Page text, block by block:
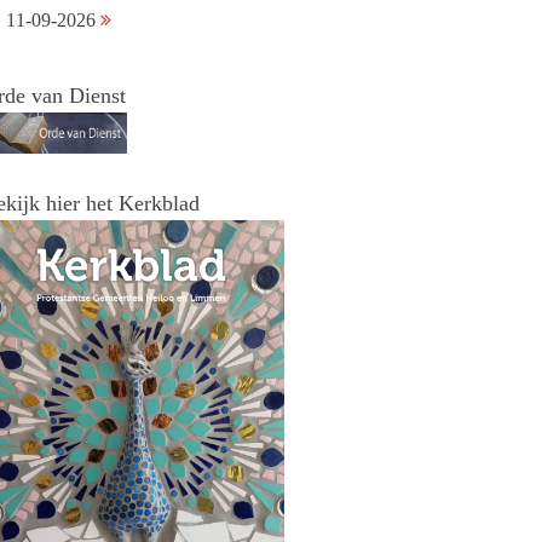
11-09-2026
van Dienst
hier het Kerkblad